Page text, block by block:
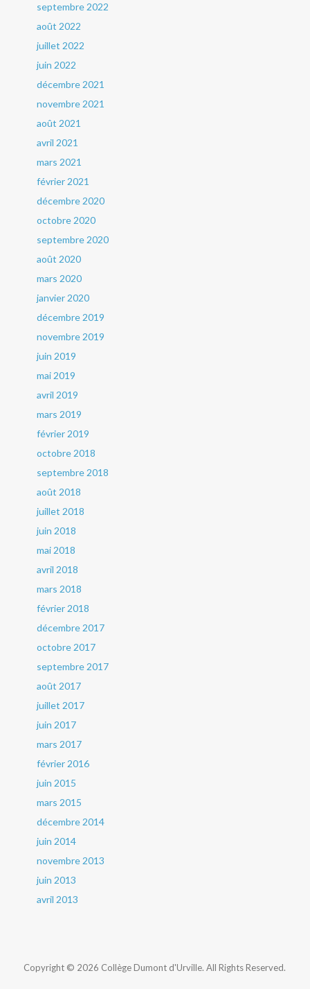
septembre 2022
août 2022
juillet 2022
juin 2022
décembre 2021
novembre 2021
août 2021
avril 2021
mars 2021
février 2021
décembre 2020
octobre 2020
septembre 2020
août 2020
mars 2020
janvier 2020
décembre 2019
novembre 2019
juin 2019
mai 2019
avril 2019
mars 2019
février 2019
octobre 2018
septembre 2018
août 2018
juillet 2018
juin 2018
mai 2018
avril 2018
mars 2018
février 2018
décembre 2017
octobre 2017
septembre 2017
août 2017
juillet 2017
juin 2017
mars 2017
février 2016
juin 2015
mars 2015
décembre 2014
juin 2014
novembre 2013
juin 2013
avril 2013
Copyright © 2026 Collège Dumont d'Urville. All Rights Reserved.